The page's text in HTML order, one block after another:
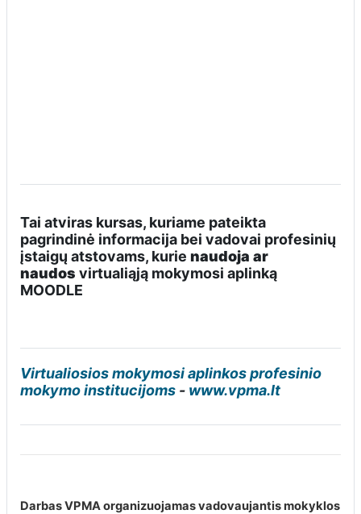
Tai atviras kursas, kuriame pateikta
pagrindinė informacija bei vadovai profesinių
įstaigų atstovams, kurie naudoja ar
naudos virtualiąją mokymosi aplinką
MOODLE
Virtualiosios mokymosi aplinkos profesinio
mokymo institucijoms - www.vpma.lt
Darbas VPMA organizuojamas vadovaujantis mokyklos